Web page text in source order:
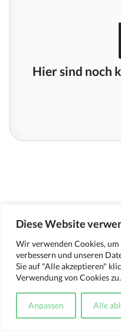
Diese Website
Wir verwenden Cookies,
verbessern und unseren
Sie auf "Alle akzeptieren"
Verwendung von Cookies zu.
Anpassen Alle
Hier sind noch
Kontakt